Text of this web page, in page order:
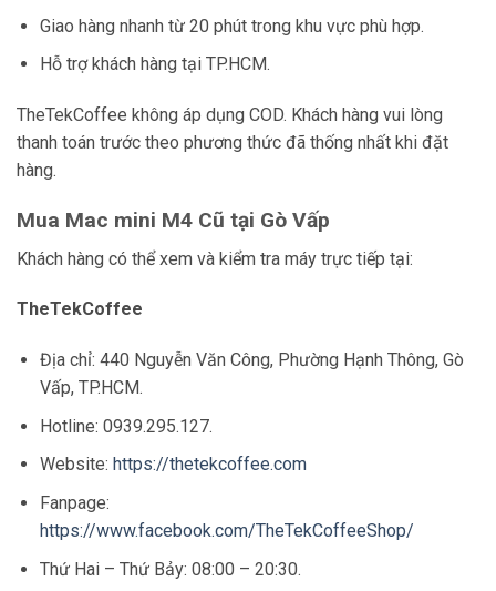
Giao hàng nhanh từ 20 phút trong khu vực phù hợp.
Hỗ trợ khách hàng tại TP.HCM.
TheTekCoffee không áp dụng COD. Khách hàng vui lòng
thanh toán trước theo phương thức đã thống nhất khi đặt
hàng.
Mua Mac mini M4 Cũ tại Gò Vấp
Khách hàng có thể xem và kiểm tra máy trực tiếp tại:
TheTekCoffee
Địa chỉ: 440 Nguyễn Văn Công, Phường Hạnh Thông, Gò
Vấp, TP.HCM.
Hotline: 0939.295.127.
Website: https://thetekcoffee.com
Fanpage:
https://www.facebook.com/TheTekCoffeeShop/
Thứ Hai – Thứ Bảy: 08:00 – 20:30.